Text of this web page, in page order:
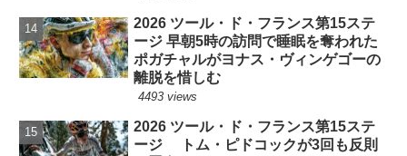
2026 ツール・ド・フランス第15ステ
ージ 早朝5時の訪問で睡眠を奪われた
ポガチャルがヨナス・ヴィンゲゴーの
離脱を惜しむ
4493 views
2026 ツール・ド・フランス第15ステ
ージ トム・ピドコックが3回も反則